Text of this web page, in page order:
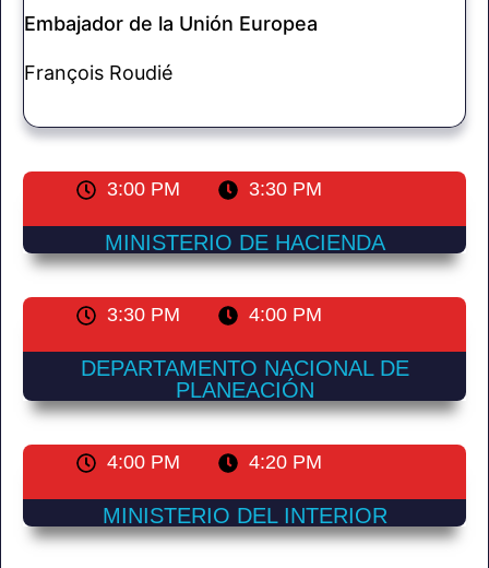
Embajador de la Unión Europea
François Roudié
3:00 PM 3:30 PM
MINISTERIO DE HACIENDA
3:30 PM 4:00 PM
DEPARTAMENTO NACIONAL DE
PLANEACIÓN
4:00 PM 4:20 PM
MINISTERIO DEL INTERIOR